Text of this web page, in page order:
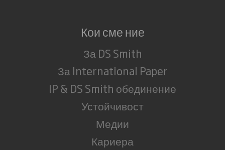
Кои сме ние
За DS Smith
За International Paper
IP & DS Smith обединение
Устойчивост
Медии
Кариера